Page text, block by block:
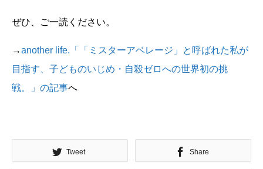
ぜひ、ご一読ください。
→another life.「「ミスターアベレージ」と呼ばれた私が
目指す、子どものいじめ・自殺ゼロへの世界初の挑
戦。」の記事へ
Tweet Share